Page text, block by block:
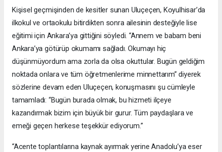
Kişisel geçmişinden de kesitler sunan Uluçeçen, Koyulhisar’da
ilkokul ve ortaokulu bitirdikten sonra ailesinin desteğiyle lise
eğitimi için Ankara’ya gittiğini söyledi. “Annem ve babam beni
Ankara’ya götürüp okumamı sağladı. Okumayı hiç
düşünmüyordum ama zorla da olsa okuttular. Bugün geldiğim
noktada onlara ve tüm öğretmenlerime minnettarım” diyerek
sözlerine devam eden Uluçeçen, konuşmasını şu cümleyle
tamamladı: “Bugün burada olmak, bu hizmeti ilçeye
kazandırmak bizim için büyük bir gurur. Tüm paydaşlara ve
emeği geçen herkese teşekkür ediyorum.”
“Acente toplantılarına kaynak ayırmak yerine Anadolu’ya eser